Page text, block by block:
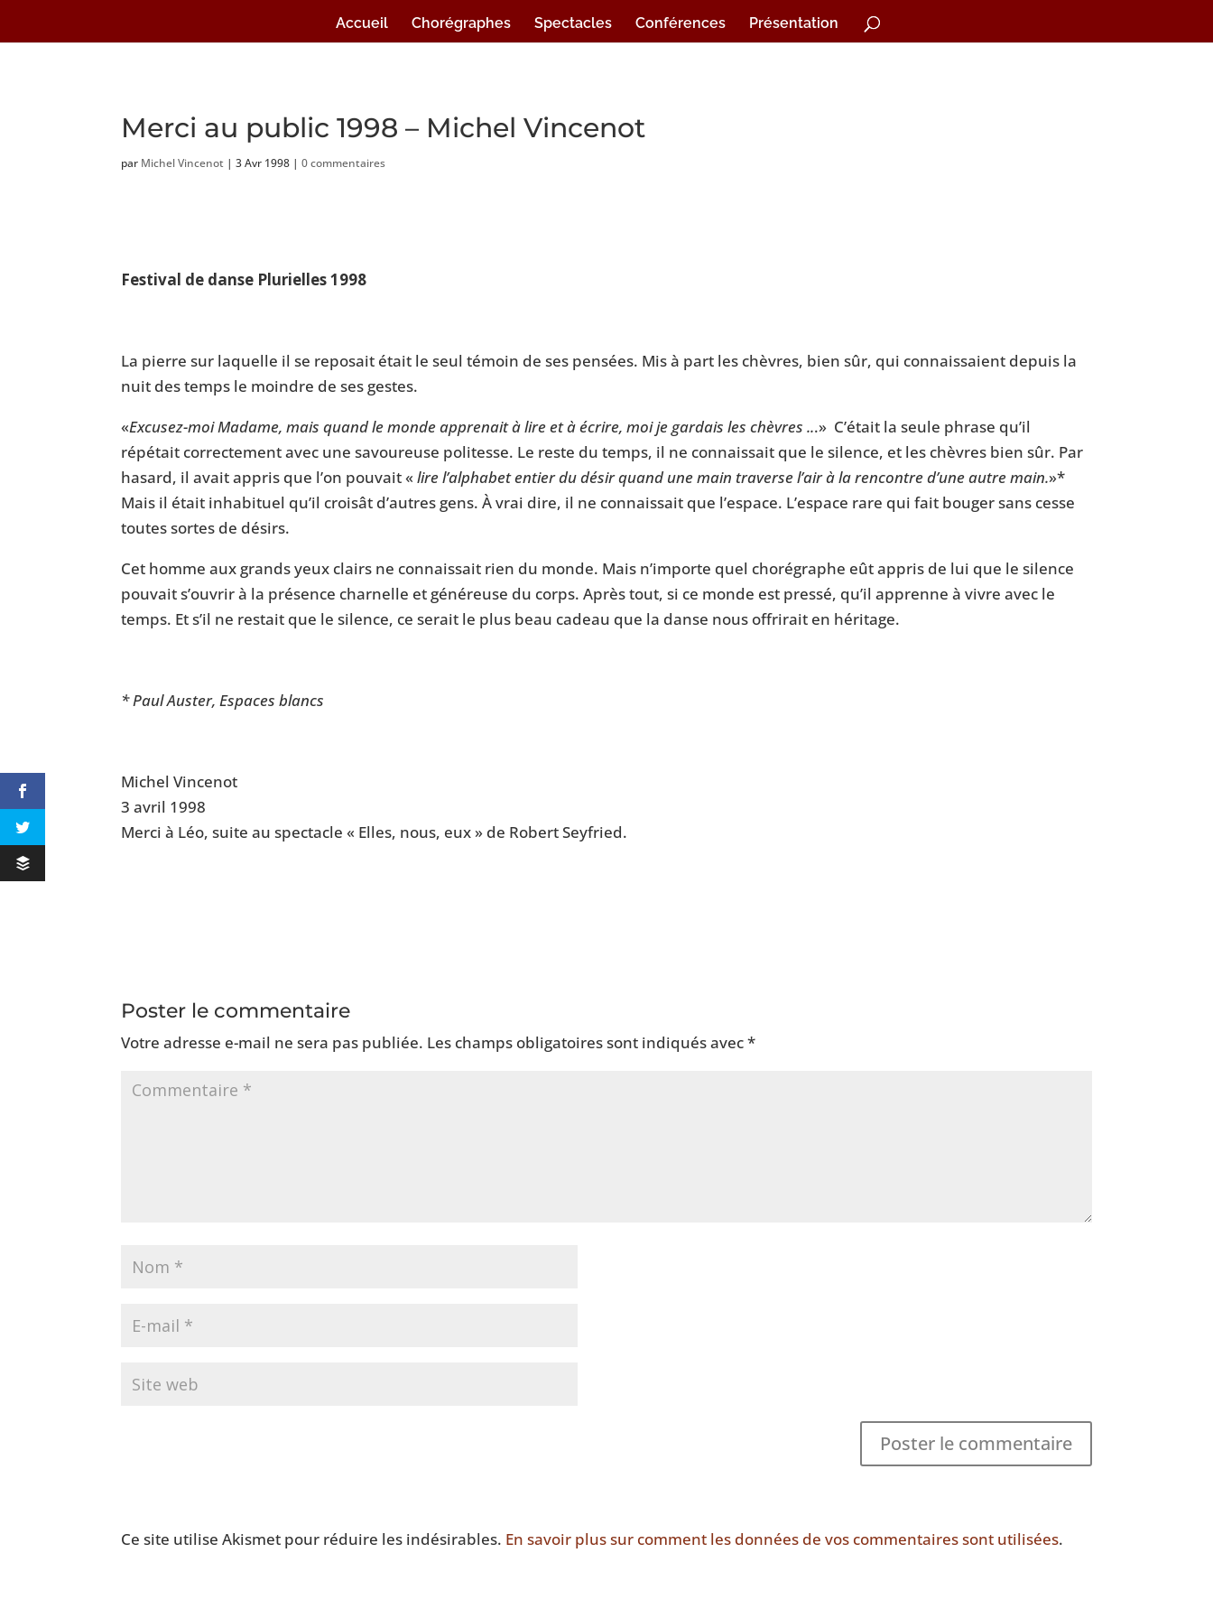
Accueil Chorégraphes Spectacles Conférences Présentation
Merci au public 1998 – Michel Vincenot
par Michel Vincenot |3 Avr 1998 |0 commentaires
Festival de danse Plurielles 1998
La pierre sur laquelle il se reposait était le seul témoin de ses pensées. Mis à part les chèvres, bien sûr, qui connaissaient depuis la
nuit des temps le moindre de ses gestes.
«Excusez-moi Madame, mais quand le monde apprenait à lire et à écrire, moi je gardais les chèvres ...» C’était la seule phrase qu’il
répétait correctement avec une savoureuse politesse. Le reste du temps, il ne connaissait que le silence, et les chèvres bien sûr. Par
hasard, il avait appris que l’on pouvait «lire l’alphabet entier du désir quand une main traverse l’air à la rencontre d’une autre main.»*
Mais il était inhabituel qu’il croisât d’autres gens. À vrai dire, il ne connaissait que l’espace. L’espace rare qui fait bouger sans cesse
toutes sortes de désirs.
Cet homme aux grands yeux clairs ne connaissait rien du monde. Mais n’importe quel chorégraphe eût appris de lui que le silence
pouvait s’ouvrir à la présence charnelle et généreuse du corps. Après tout, si ce monde est pressé, qu’il apprenne à vivre avec le
temps. Et s’il ne restait que le silence, ce serait le plus beau cadeau que la danse nous offrirait en héritage.
* Paul Auster, Espaces blancs
Michel Vincenot
3 avril 1998
Merci à Léo, suite au spectacle « Elles, nous, eux » de Robert Seyfried.
Poster le commentaire
Votre adresse e-mail ne sera pas publiée. Les champs obligatoires sont indiqués avec*
Ce site utilise Akismet pour réduire les indésirables. En savoir plus sur comment les données de vos commentaires sont utilisées.